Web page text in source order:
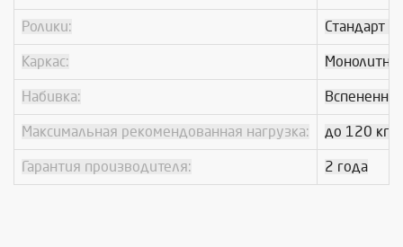
Ролики: Стандарт
Каркас:
Набивка:
Максимальная рекомендованная нагрузка: до 120 кг
Гарантия производителя: 2 года